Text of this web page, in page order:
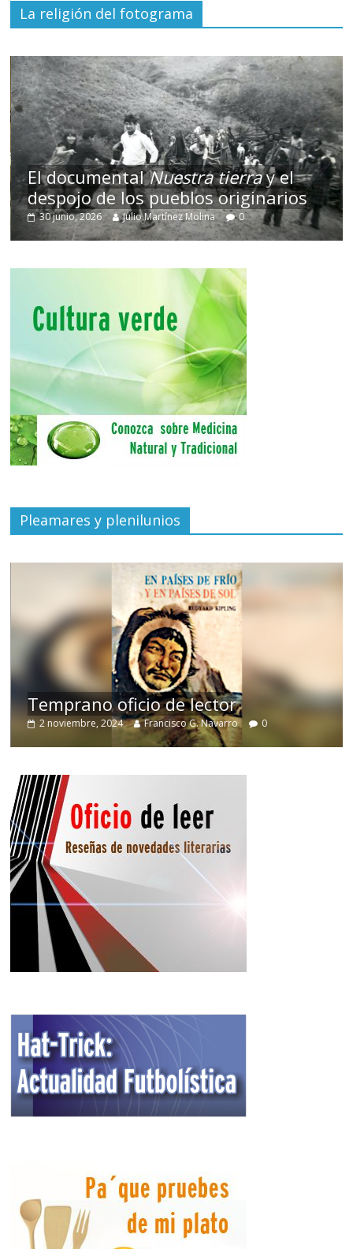
La religión del fotograma
El documentalNuestra tierray el
despojo de los pueblos originarios
30 junio, 2026 Julio Martínez Molina 0
Pleamares y plenilunios
Temprano oficio de lector
2 noviembre, 2024 Francisco G. Navarro 0